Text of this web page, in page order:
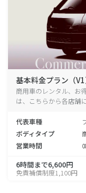
基本料金プラン（V1
商用車のレンタル、お
は、こちらから各店舗
代表車種
ボディタイプ
営業時間
6時間まで6,600円
免責補償制度1,100円